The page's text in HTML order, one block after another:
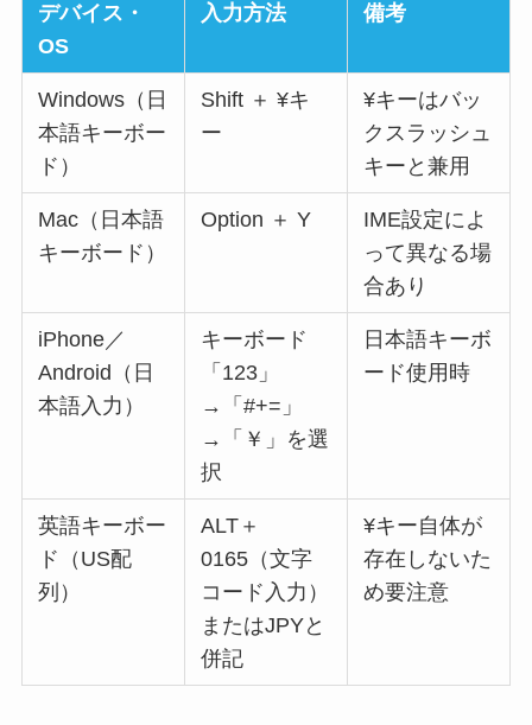
デバイス・
OS
入力方法 備考
Windows（日
本語キーボー
ド）
Shift ＋ ¥キ
ー
¥キーはバッ
クスラッシュ
キーと兼用
Mac（日本語
キーボード）
Option ＋ Y
IME設定によ
って異なる場
合あり
iPhone／
Android（日
本語入力）
キーボード
「123」
→「#+=」
→「￥」を選
択
日本語キーボ
ード使用時
英語キーボー
ド（US配
列）
ALT＋
0165（文字
コード入力）
またはJPYと
併記
¥キー自体が
存在しないた
め要注意